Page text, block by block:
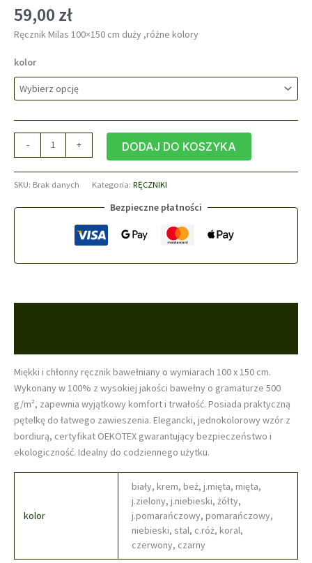
59,00 zł
Ręcznik Milas 100×150 cm duży ,różne kolory
kolor
-
Ręcznik
Milas
100x150
+ DODAJ DO KOSZYKA
SKU: Brak danych Kategoria: RĘCZNIKI
Bezpieczne płatności
Miękki i chłonny ręcznik bawełniany o wymiarach 100 x 150 cm.
Wykonany w 100% z wysokiej jakości bawełny o gramaturze 500
g/m², zapewnia wyjątkowy komfort i trwałość. Posiada praktyczną
pętelkę do łatwego zawieszenia. Elegancki, jednokolorowy wzór z
bordiurą, certyfikat OEKOTEX gwarantujący bezpieczeństwo i
ekologiczność. Idealny do codziennego użytku.
kolor
biały, krem, beż, j.mięta, mięta,
j.zielony, j.niebieski, żółty,
j.pomarańczowy, pomarańczowy,
niebieski, stal, c.róż, koral,
czerwony, czarny